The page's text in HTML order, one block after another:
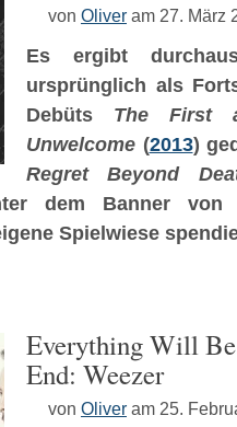
von Oliver am 27. März
Es ergibt
ursprünglich als
Debüts The First
Unwelcome (2013)
Regret Beyond
dem Banner
Spielwiese
Everything Will
End: Weezer
von Oliver am 25.